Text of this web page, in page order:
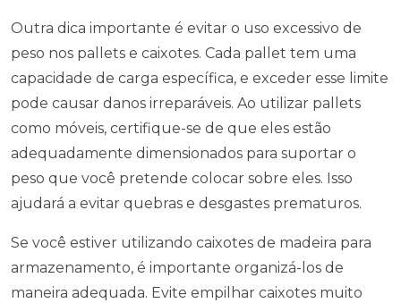
Outra dica importante é evitar o uso excessivo de
peso nos pallets e caixotes. Cada pallet tem uma
capacidade de carga específica, e exceder esse limite
pode causar danos irreparáveis. Ao utilizar pallets
como móveis, certifique-se de que eles estão
adequadamente dimensionados para suportar o
peso que você pretende colocar sobre eles. Isso
ajudará a evitar quebras e desgastes prematuros.
Se você estiver utilizando caixotes de madeira para
armazenamento, é importante organizá-los de
maneira adequada. Evite empilhar caixotes muito